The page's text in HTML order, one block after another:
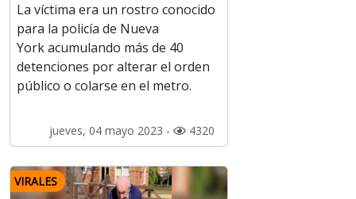
La víctima era un rostro conocido
para la policía de Nueva
York acumulando más de 40
detenciones por alterar el orden
público o colarse en el metro.
jueves, 04 mayo 2023 - 4320
VIRALES